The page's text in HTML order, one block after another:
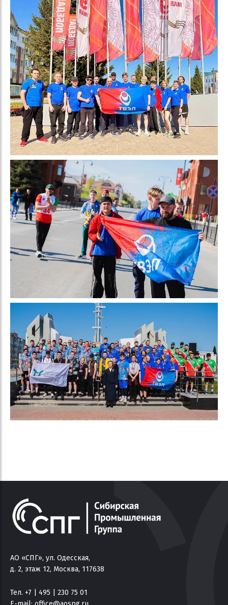
АО «СПГ», ул. Одесская,
д. 2, этаж 12, Москва, 117638
Тел. +7 | 495 | 230 75 01